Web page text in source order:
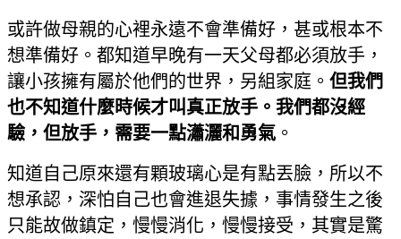
或許做母親的心裡永遠不會準備好，甚或根本不
想準備好。都知道早晚有一天父母都必須放手，
讓小孩擁有屬於他們的世界，另組家庭。 但我們
也不知道什麼時候才叫真正放手。我們都沒經
驗，但放手，需要一點瀟灑和勇氣 。
知道自己原來還有顆玻璃心是有點丟臉，所以不
想承認，深怕自己也會進退失據，事情發生之後
只能故做鎮定，慢慢消化，慢慢接受，其實是驚